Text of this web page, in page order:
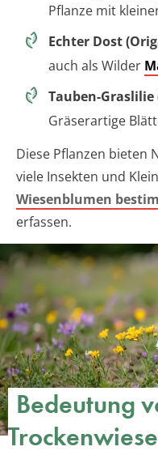
Pflanze mit
Echter Dost
auch als Wilder
Tauben-
Gräserartige
Diese Pflanzen bieten
viele Insekten und
Wiesenblumen
erfassen.
Bedeutung